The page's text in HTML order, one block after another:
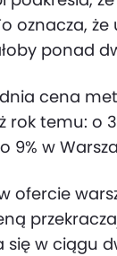
oznacza, że
ponad
cena
temu: o
9% w
ofercie
się w ciągu